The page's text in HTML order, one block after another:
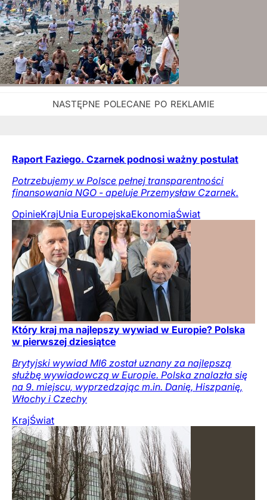
Raport Faziego. Czarnek podnosi ważny postulat
Potrzebujemy w Polsce pełnej transparentności
finansowania NGO - apeluje Przemysław Czarnek.
OpinieKrajUnia EuropejskaEkonomiaŚwiat
Który kraj ma najlepszy wywiad w Europie? Polska
w pierwszej dziesiątce
Brytyjski wywiad MI6 został uznany za najlepszą
służbę wywiadowczą w Europie. Polska znalazła się
na 9. miejscu, wyprzedzając m.in. Danię, Hiszpanię,
Włochy i Czechy
KrajŚwiat